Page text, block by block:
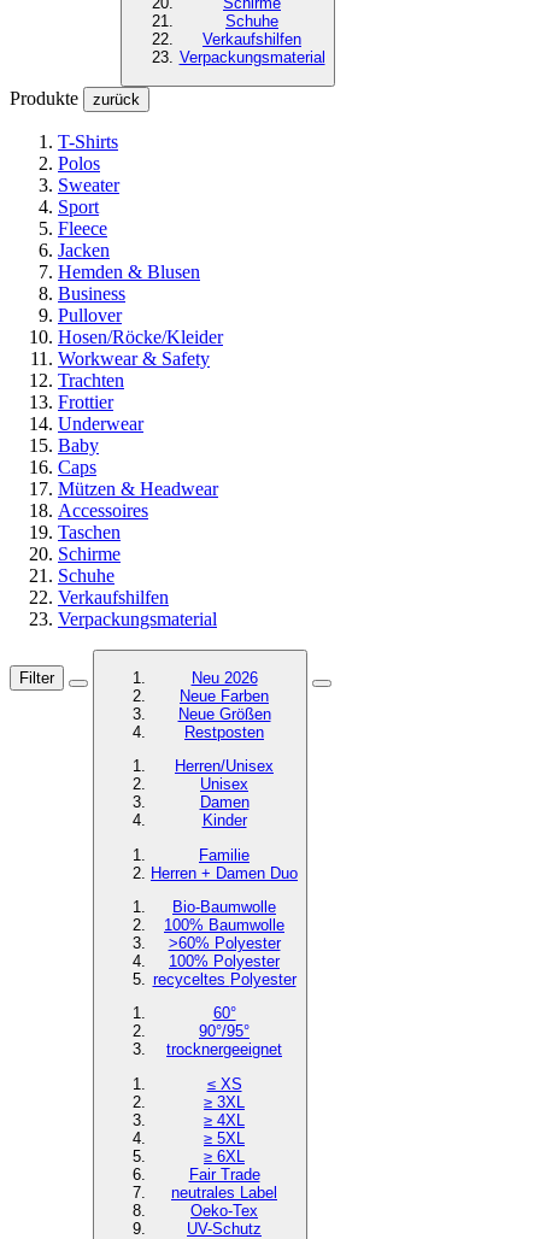
Schuhe
Verkaufshilfen
Verpackungsmaterial
Produkte zurück
T-Shirts
Polos
Sweater
Sport
Fleece
Jacken
Hemden & Blusen
Business
Pullover
Hosen/Röcke/Kleider
Workwear & Safety
Trachten
Frottier
Underwear
Baby
Caps
Mützen & Headwear
Accessoires
Taschen
Schirme
Schuhe
Verkaufshilfen
Verpackungsmaterial
Filter
Neu 2026
Neue Farben
Neue Größen
Restposten
Herren/Unisex
Unisex
Damen
Kinder
Familie
Herren + Damen Duo
Bio-Baumwolle
100% Baumwolle
>60% Polyester
100% Polyester
recyceltes Polyester
60°
90°/95°
trocknergeeignet
≤ XS
≥ 3XL
≥ 4XL
≥ 5XL
≥ 6XL
Fair Trade
neutrales Label
Oeko-Tex
UV-Schutz